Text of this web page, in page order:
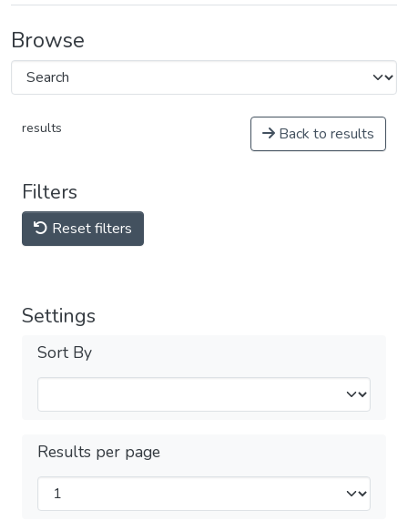
Browse
results Back to results
Filters
Reset filters
Settings
Sort By
Results per page